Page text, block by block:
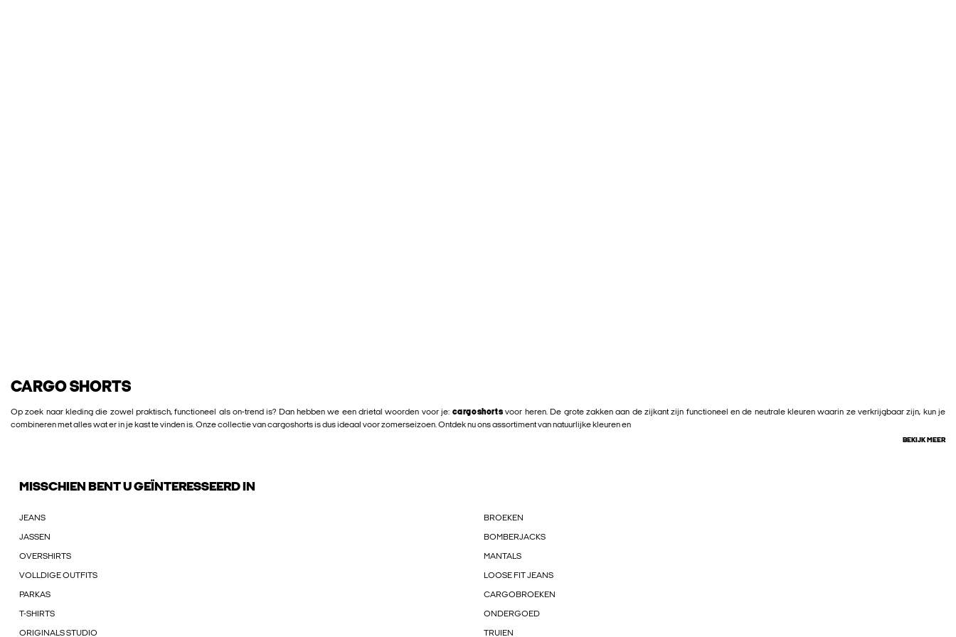
CARGO SHORTS
Op zoek naar kleding die zowel praktisch, functioneel als on-trend is? Dan hebben we een drietal woorden voor je: cargoshorts voor heren. De grote zakken aan de zijkant zijn functioneel en de neutrale kleuren waarin ze verkrijgbaar zijn, kun je
combineren met alles wat er in je kast te vinden is. Onze collectie van cargoshorts is dus ideaal voor zomerseizoen. Ontdek nu ons assortiment van natuurlijke kleuren en
BEKIJK MEER
MISSCHIEN BENT U GEÏNTERESSEERD IN
JEANS BROEKEN
JASSEN BOMBERJACKS
OVERSHIRTS MANTALS
VOLLDIGE OUTFITS LOOSE FIT JEANS
PARKAS CARGOBROEKEN
T-SHIRTS ONDERGOED
ORIGINALS STUDIO TRUIEN